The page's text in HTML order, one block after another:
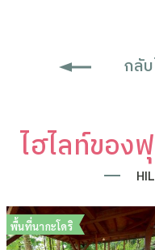
กลั
ไฮไลท์ของ
พื้นที่นากะโดริ